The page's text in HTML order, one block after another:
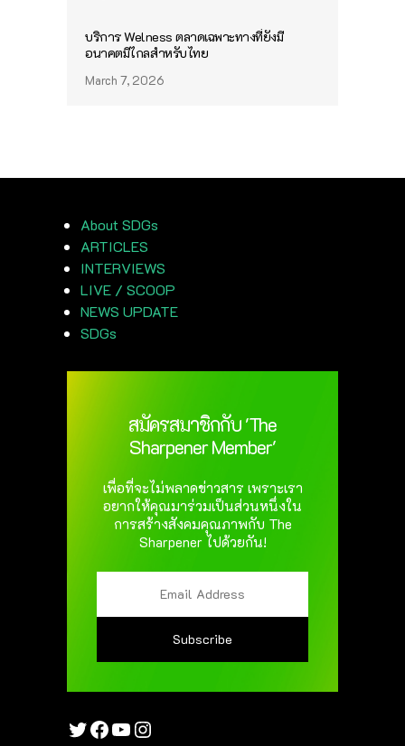
บริการ Welness ตลาดเฉพาะทางที่ยังมี
อนาคตมีไกลสำหรับไทย
March 7, 2026
About SDGs
ARTICLES
INTERVIEWS
LIVE / SCOOP
NEWS UPDATE
SDGs
สมัครสมาชิกกับ 'The
Sharpener Member'
เพื่อที่จะไม่พลาดข่าวสาร เพราะเรา
อยากให้คุณมาร่วมเป็นส่วนหนึ่งใน
การสร้างสังคมคุณภาพกับ The
Sharpener ไปด้วยกัน!
Twitter
Facebook
YouTube
Instagram